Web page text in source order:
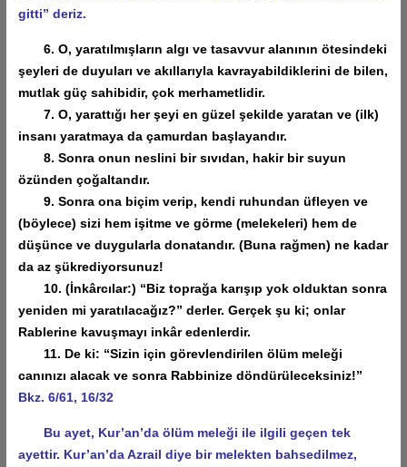
gitti” deriz.
6. O, yaratılmışların algı ve tasavvur alanının ötesindeki
şeyleri de duyuları ve akıllarıyla kavrayabildiklerini de bilen,
mutlak güç sahibidir, çok merhametlidir.
7. O, yarattığı her şeyi en güzel şekilde yaratan ve (ilk)
insanı yaratmaya da çamurdan başlayandır.
8. Sonra onun neslini bir sıvıdan, hakir bir suyun
özünden çoğaltandır.
9. Sonra ona biçim verip, kendi ruhundan üfleyen ve
(böylece) sizi hem işitme ve görme (melekeleri) hem de
düşünce ve duygularla donatandır. (Buna rağmen) ne kadar
da az şükrediyorsunuz!
10. (İnkârcılar:) “Biz toprağa karışıp yok olduktan sonra
yeniden mi yaratılacağız?” derler. Gerçek şu ki; onlar
Rablerine kavuşmayı inkâr edenlerdir.
11. De ki: “Sizin için görevlendirilen ölüm meleği
canınızı alacak ve sonra Rabbinize döndürüleceksiniz!”
Bkz. 6/61, 16/32
Bu ayet, Kur’an’da ölüm meleği ile ilgili geçen tek
ayettir. Kur’an’da Azrail diye bir melekten bahsedilmez,